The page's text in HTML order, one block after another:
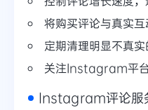
将购买评论与真实
定期清理明显不真
关注Instagram平
Instagram评论服